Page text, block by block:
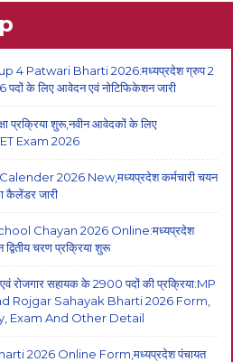
4 Patwari Bharti 2026:मध्यप्रदेश ग्रुप 2
पदों के लिए आवेदन एवं नोटिफिकेशन जारी
प्रक्रिया शुरू,नवीन आवेदकों के लिए
Exam 2026
2026 New,मध्यप्रदेश कर्मचारी चयन
कैलेंडर जारी
Chayan 2026 Online:मध्यप्रदेश
चरण प्रक्रिया शुरू
एवं रोजगार सहायक के 2900 पदों की प्रक्रिया:MP
Rojgar Sahayak Bharti 2026 Form,
Exam And Other Detail
2026 Online Form,मध्यप्रदेश पंचायत